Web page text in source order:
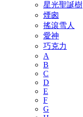
星光聖誕樹
煙囪
搖滾雪人
愛神
巧克力
A
B
C
D
E
F
G